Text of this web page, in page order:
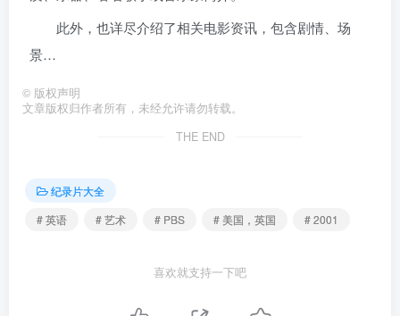
此外，也详尽介绍了相关电影资讯，包含剧情、场
景…
© 版权声明
文章版权归作者所有，未经允许请勿转载。
THE END
纪录片大全
# 英语
# 艺术 # PBS # 美国，英国 # 2001
喜欢就支持一下吧